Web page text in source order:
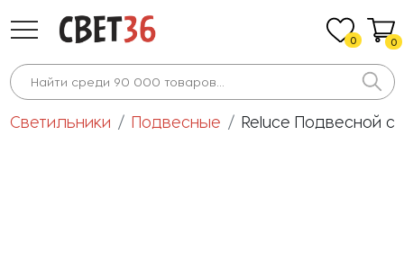
0 0
Светильники Подвесные Reluce Подвесной